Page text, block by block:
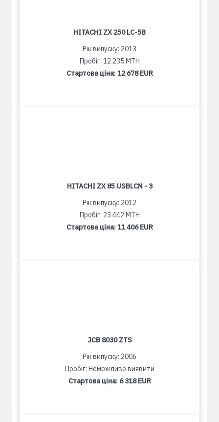
HITACHI ZX 250 LC-5B
Рік випуску: 2013
Пробіг: 12 235 MTH
Стартова ціна:12 678 EUR
HITACHI ZX 85 USBLCN - 3
Рік випуску: 2012
Пробіг: 23 442 MTH
Стартова ціна:11 406 EUR
JCB 8030 ZTS
Рік випуску: 2006
Пробіг: Неможливо виявити
Стартова ціна: 6 318 EUR